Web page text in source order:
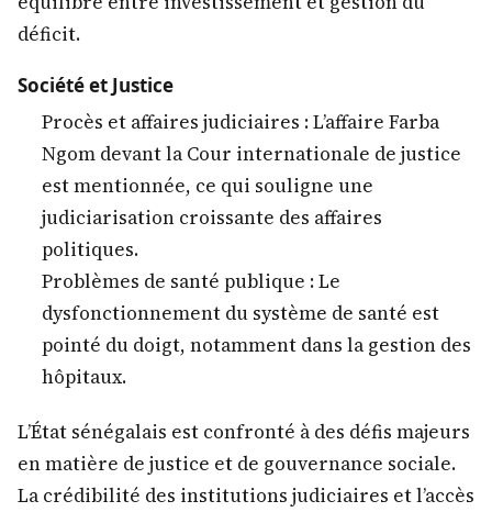
déficit.
Société et Justice
Procès et affaires judiciaires : L’affaire Farba
Ngom devant la Cour internationale de justice
est mentionnée, ce qui souligne une
judiciarisation croissante des affaires
politiques.
Problèmes de santé publique : Le
dysfonctionnement du système de santé est
pointé du doigt, notamment dans la gestion des
hôpitaux.
L’État sénégalais est confronté à des défis majeurs
en matière de justice et de gouvernance sociale.
La crédibilité des institutions judiciaires et l’accès